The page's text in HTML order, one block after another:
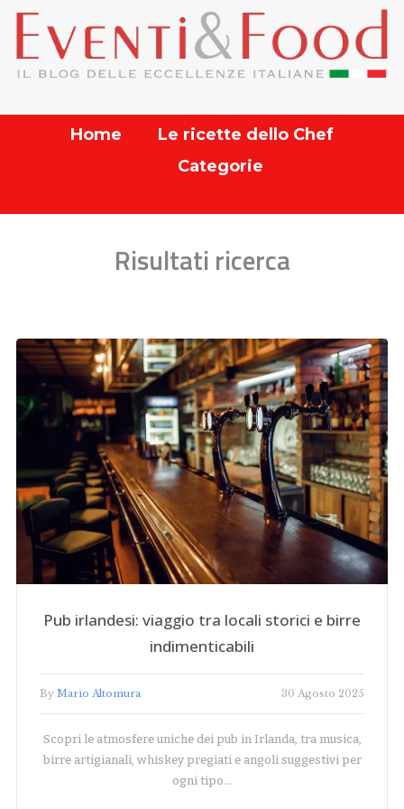
Home
Le ricette dello Chef
Categorie
Risultati ricerca
Pub irlandesi: viaggio tra locali storici e birre
indimenticabili
By Mario Altomura 30 Agosto 2025
Scopri le atmosfere uniche dei pub in Irlanda, tra musica,
birre artigianali, whiskey pregiati e angoli suggestivi per
ogni tipo…